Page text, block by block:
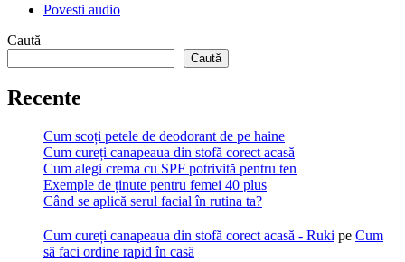
Povesti audio
Caută
Caută
Recente
Cum scoți petele de deodorant de pe haine
Cum cureți canapeaua din stofă corect acasă
Cum alegi crema cu SPF potrivită pentru ten
Exemple de ținute pentru femei 40 plus
Când se aplică serul facial în rutina ta?
Cum cureți canapeaua din stofă corect acasă - Ruki pe Cum
să faci ordine rapid în casă